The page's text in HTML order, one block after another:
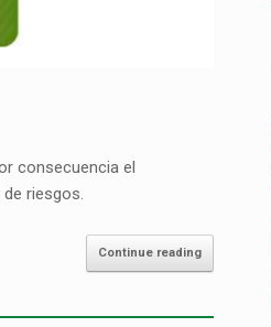
consecuencia el
riesgos.
Continue reading